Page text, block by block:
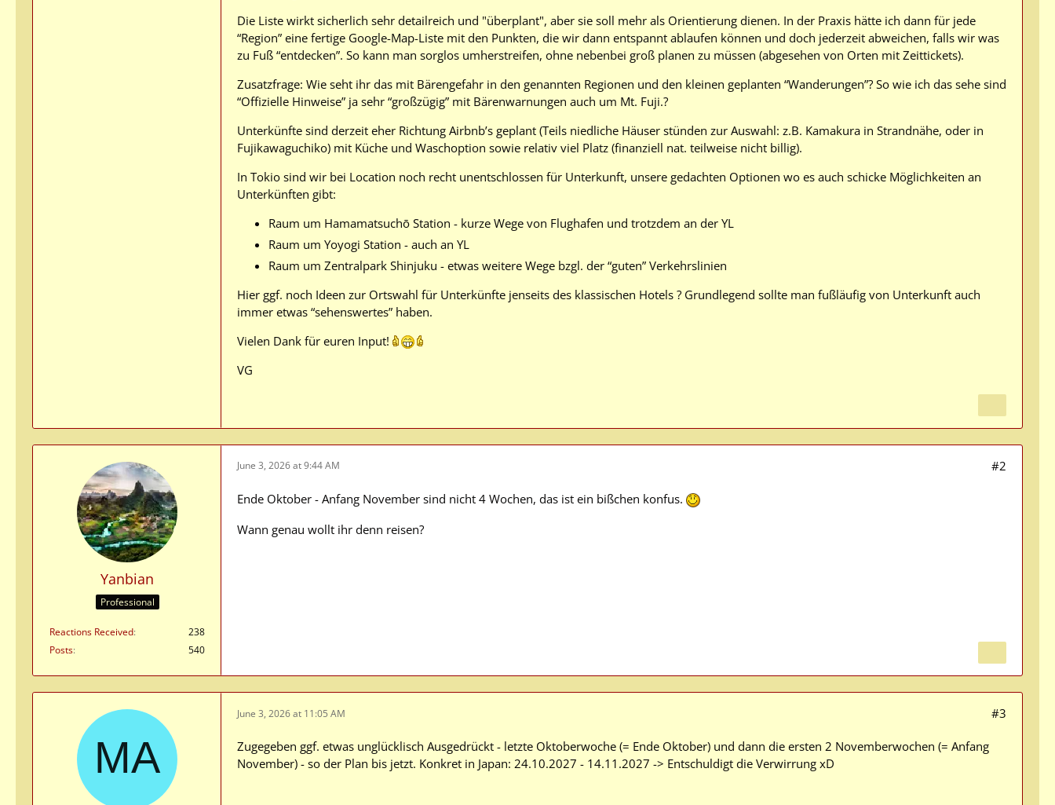
Die Liste wirkt sicherlich sehr detailreich und "überplant", aber sie soll mehr als Orientierung dienen. In der Praxis hätte ich dann für jede
“Region” eine fertige Google-Map-Liste mit den Punkten, die wir dann entspannt ablaufen können und doch jederzeit abweichen, falls wir was
zu Fuß “entdecken”. So kann man sorglos umherstreifen, ohne nebenbei groß planen zu müssen (abgesehen von Orten mit Zeittickets).
Zusatzfrage: Wie seht ihr das mit Bärengefahr in den genannten Regionen und den kleinen geplanten “Wanderungen”? So wie ich das sehe sind
“Offizielle Hinweise” ja sehr “großzügig” mit Bärenwarnungen auch um Mt. Fuji.?
Unterkünfte sind derzeit eher Richtung Airbnb’s geplant (Teils niedliche Häuser stünden zur Auswahl: z.B. Kamakura in Strandnähe, oder in
Fujikawaguchiko) mit Küche und Waschoption sowie relativ viel Platz (finanziell nat. teilweise nicht billig).
In Tokio sind wir bei Location noch recht unentschlossen für Unterkunft, unsere gedachten Optionen wo es auch schicke Möglichkeiten an
Unterkünften gibt:
Raum um Hamamatsuchō Station - kurze Wege von Flughafen und trotzdem an der YL
Raum um Yoyogi Station - auch an YL
Raum um Zentralpark Shinjuku - etwas weitere Wege bzgl. der “guten” Verkehrslinien
Hier ggf. noch Ideen zur Ortswahl für Unterkünfte jenseits des klassischen Hotels ? Grundlegend sollte man fußläufig von Unterkunft auch
immer etwas “sehenswertes” haben.
Vielen Dank für euren Input!
VG
Yanbian
Professional
Reactions Received
238
Posts
540
June 3, 2026 at 9:44 AM #2
Ende Oktober - Anfang November sind nicht 4 Wochen, das ist ein bißchen konfus.
Wann genau wollt ihr denn reisen?
June 3, 2026 at 11:05 AM #3
Zugegeben ggf. etwas unglücklisch Ausgedrückt - letzte Oktoberwoche (= Ende Oktober) und dann die ersten 2 Novemberwochen (= Anfang
November) - so der Plan bis jetzt. Konkret in Japan: 24.10.2027 - 14.11.2027 -> Entschuldigt die Verwirrung xD